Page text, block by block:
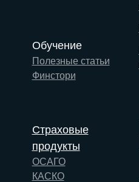
Обучение
Полезные статьи
Финстори
Страховые
продукты
ОСАГО
КАСКО